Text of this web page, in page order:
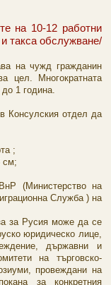
на 10-12 работни
такса обслужване/
на чужд гражданин
цел. Многократната
1 година.
Консулския отдел да
;
см;
(Министерство на
Служба ) на
за Русия може да се
юридическо лице,
държавни и
на търговско-
провеждани на
за конкретния